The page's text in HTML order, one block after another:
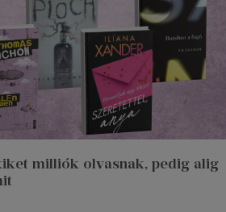
milliók olvasnak, pedig alig